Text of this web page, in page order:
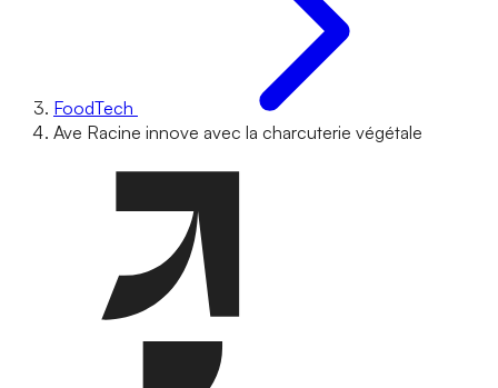
FoodTech
Ave Racine innove avec la charcuterie végétale